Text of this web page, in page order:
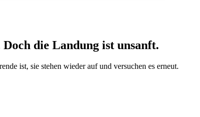
die Landung ist unsanft.
ist, sie stehen wieder auf und versuchen es erneut.